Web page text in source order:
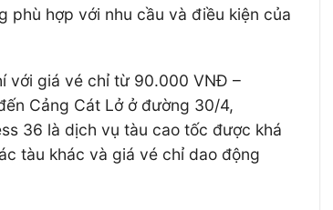
phù hợp với nhu cầu và điều kiện của
với giá vé chỉ từ 90.000 VNĐ –
Cảng Cát Lở ở đường 30/4,
36 là dịch vụ tàu cao tốc được khá
tàu khác và giá vé chỉ dao động